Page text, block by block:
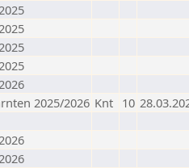
2025/2026 Knt 10